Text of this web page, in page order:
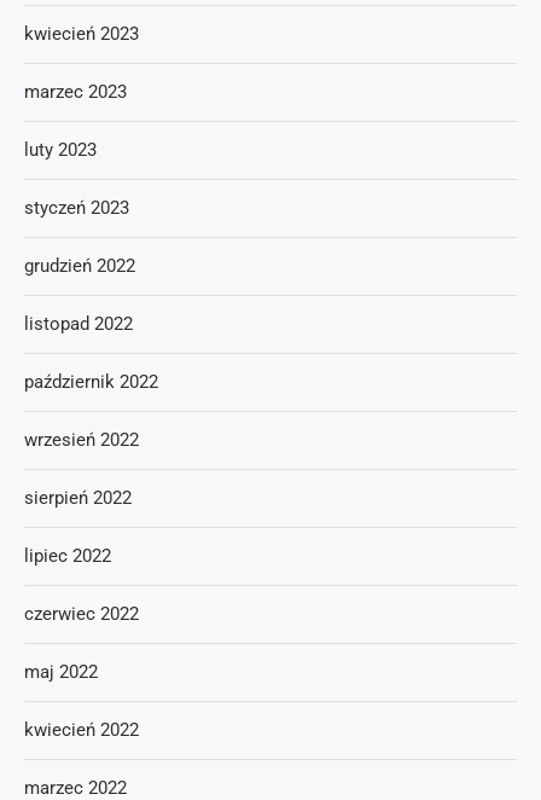
kwiecień 2023
marzec 2023
luty 2023
styczeń 2023
grudzień 2022
listopad 2022
październik 2022
wrzesień 2022
sierpień 2022
lipiec 2022
czerwiec 2022
maj 2022
kwiecień 2022
marzec 2022